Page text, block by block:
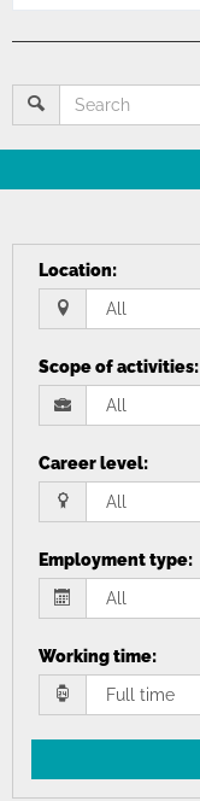
Location:
Scope of activities:
Career level:
Employment type:
Working time: